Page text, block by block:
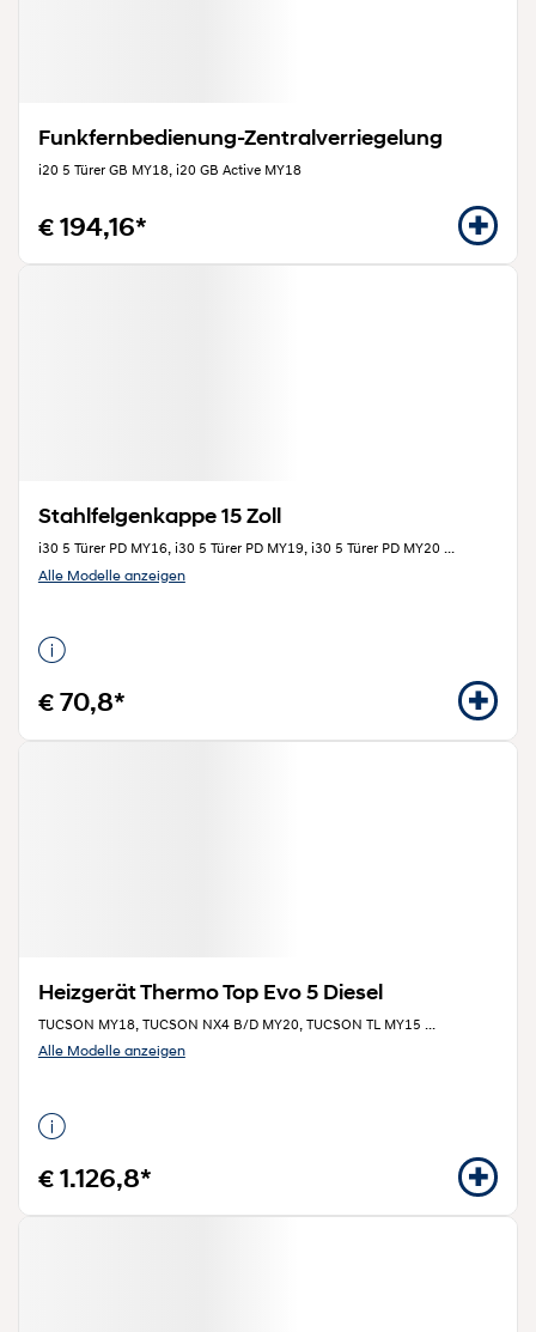
Funkfernbedienung-Zentralverriegelung
i20 5 Türer GB MY18, i20 GB Active MY18
€ 194,16*
Stahlfelgenkappe 15 Zoll
i30 5 Türer PD MY16, i30 5 Türer PD MY19, i30 5 Türer PD MY20 ...
Alle Modelle anzeigen
€ 70,8*
Heizgerät Thermo Top Evo 5 Diesel
TUCSON MY18, TUCSON NX4 B/D MY20, TUCSON TL MY15 ...
Alle Modelle anzeigen
€ 1.126,8*